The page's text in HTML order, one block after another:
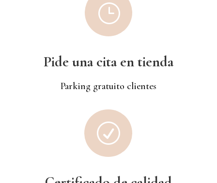
}
Pide una cita en tienda
Parking gratuito clientes
R